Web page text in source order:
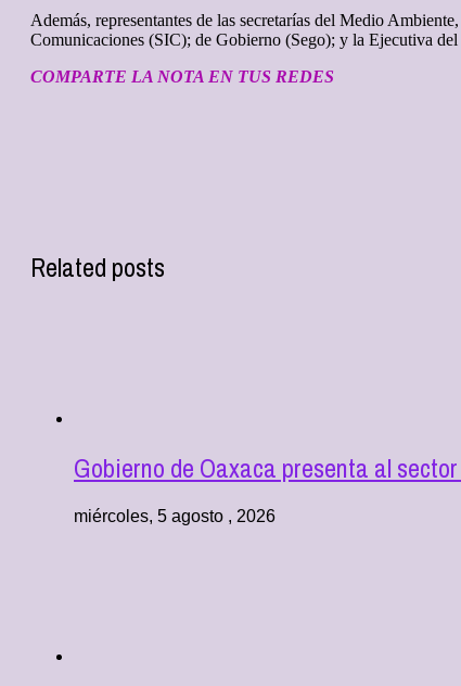
Además, representantes de las secretarías del Medio
Comunicaciones (SIC); de Gobierno (Sego); y la Ejecutiva
COMPARTE LA NOTA EN TUS REDES
Related posts
Gobierno de Oaxaca presenta al
miércoles, 5 agosto , 2026